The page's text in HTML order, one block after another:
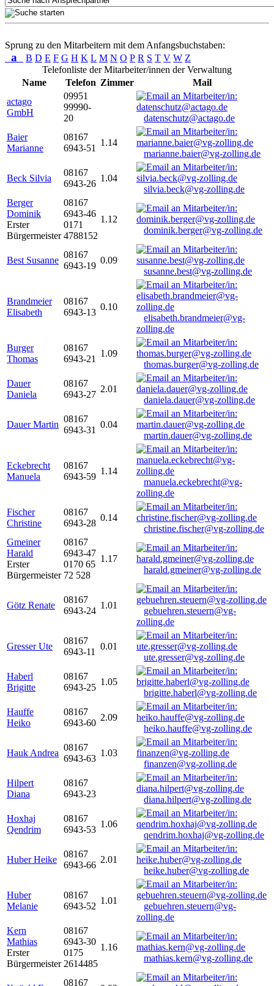
Sprung zu den Mitarbeitern mit dem Anfangsbuchstaben:
a B D E F G H K L M N O P R S T V W Z
Telefonliste der Mitarbeiter/innen der Verwaltung
Name
Telefon Zimmer
Mail
actago
GmbH
09951
99990-
20
datenschutz@actago.de
Baier
Marianne
08167
6943-51
1.14
marianne.baier@vg-zolling.de
Beck Silvia
08167
6943-26
1.04
silvia.beck@vg-zolling.de
Berger
Dominik
Erster
Bürgermeister
08167
6943-46
0171
4788152
1.12
dominik.berger@vg-zolling.de
Best Susanne
08167
6943-19
0.09
susanne.best@vg-zolling.de
Brandmeier
Elisabeth
08167
6943-13
0.10
elisabeth.brandmeier@vg-
zolling.de
Burger
Thomas
08167
6943-21
1.09
thomas.burger@vg-zolling.de
Dauer
Daniela
08167
6943-27
2.01
daniela.dauer@vg-zolling.de
Dauer Martin
08167
6943-31
0.04
martin.dauer@vg-zolling.de
Eckebrecht
Manuela
08167
6943-59
1.14
manuela.eckebrecht@vg-
zolling.de
Fischer
Christine
08167
6943-28
0.14
christine.fischer@vg-zolling.de
Gmeiner
Harald
Erster
Bürgermeister
08167
6943-47
0170 65
72 528
1.17
harald.gmeiner@vg-zolling.de
Götz Renate
08167
6943-24
1.01
gebuehren.steuern@vg-
zolling.de
Gresser Ute
08167
6943-11
0.01
ute.gresser@vg-zolling.de
Haberl
Brigitte
08167
6943-25
1.05
brigitte.haberl@vg-zolling.de
Hauffe
Heiko
08167
6943-60
2.09
heiko.hauffe@vg-zolling.de
Hauk Andrea
08167
6943-63
1.03
finanzen@vg-zolling.de
Hilpert
Diana
08167
6943-23
diana.hilpert@vg-zolling.de
Hoxhaj
Qendrim
08167
6943-53
1.06
qendrim.hoxhaj@vg-zolling.de
Huber Heike
08167
6943-66
2.01
heike.huber@vg-zolling.de
Huber
Melanie
08167
6943-52
1.01
gebuehren.steuern@vg-
zolling.de
Kern
Mathias
Erster
Bürgermeister
08167
6943-30
0175
2614485
1.16
mathias.kern@vg-zolling.de
08167